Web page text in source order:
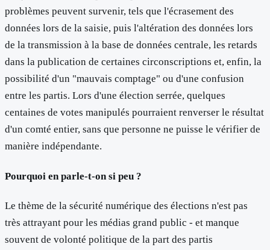
problèmes peuvent survenir, tels que l'écrasement des
données lors de la saisie, puis l'altération des données lors
de la transmission à la base de données centrale, les retards
dans la publication de certaines circonscriptions et, enfin, la
possibilité d'un "mauvais comptage" ou d'une confusion
entre les partis. Lors d'une élection serrée, quelques
centaines de votes manipulés pourraient renverser le résultat
d'un comté entier, sans que personne ne puisse le vérifier de
manière indépendante.
Pourquoi en parle-t-on si peu ?
Le thème de la sécurité numérique des élections n'est pas
très attrayant pour les médias grand public - et manque
souvent de volonté politique de la part des partis